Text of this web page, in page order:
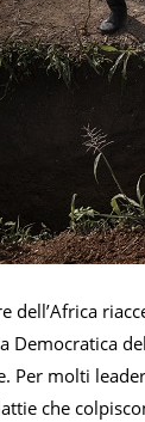
dell’Africa
Democratica
Per molti
che